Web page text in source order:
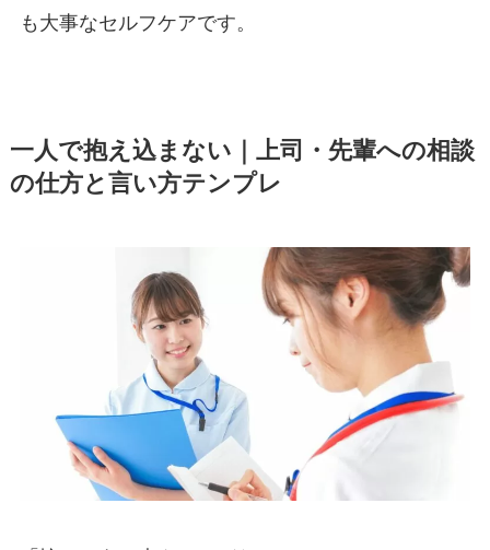
も大事なセルフケアです。
一人で抱え込まない｜上司・先輩への相談
の仕方と言い方テンプレ